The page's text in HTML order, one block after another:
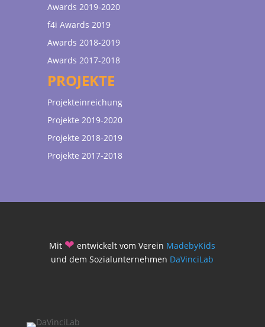
Awards 2019-2020
f4i Awards 2019
Awards 2018-2019
Awards 2017-2018
PROJEKTE
Projekteinreichung
Projekte 2019-2020
Projekte 2018-2019
Projekte 2017-2018
Mit ❤ entwickelt vom Verein MadebyKids
und dem Sozialunternehmen DaVinciLab